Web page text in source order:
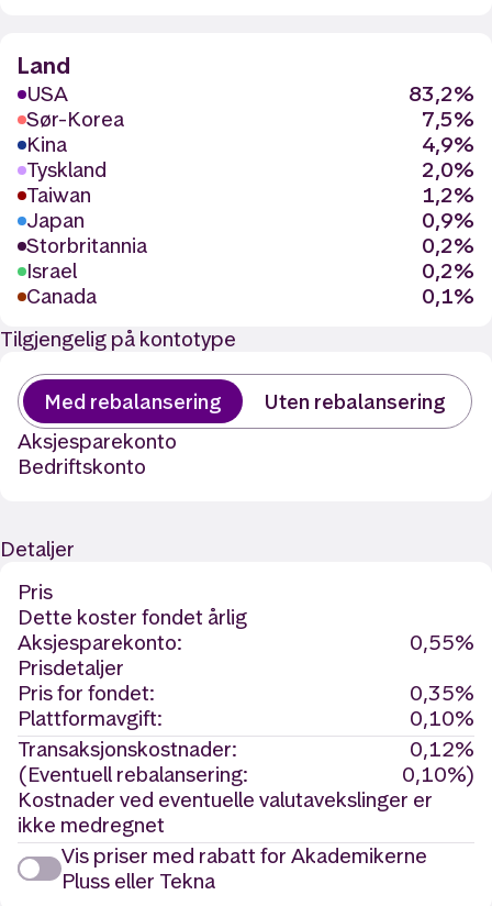
Land
USA
83,2%
Sør-Korea
7,5%
Kina
4,9%
Tyskland
2,0%
Taiwan
1,2%
Japan
0,9%
Storbritannia
0,2%
Israel
0,2%
Canada
0,1%
Tilgjengelig på kontotype
Med rebalansering
Uten rebalansering
Aksjesparekonto
Bedriftskonto
Detaljer
Pris
Dette koster fondet årlig
Aksjesparekonto:
0,55%
Prisdetaljer
Pris for fondet:
0,35%
Plattformavgift:
0,10%
Transaksjonskostnader:
0,12%
(Eventuell rebalansering:
0,10%)
Kostnader ved eventuelle valutavekslinger er
ikke medregnet
Vis priser med rabatt for Akademikerne
Pluss eller Tekna